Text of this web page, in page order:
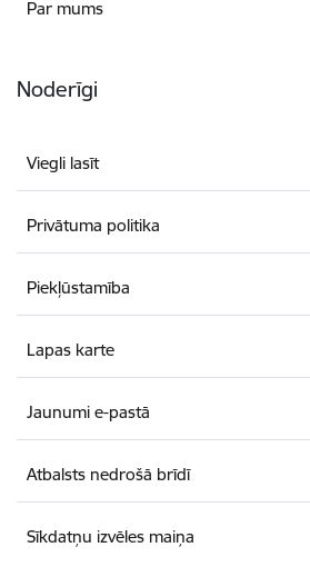
Par mums
Noderīgi
Viegli lasīt
Privātuma politika
Piekļūstamība
Lapas karte
Jaunumi e-pastā
Atbalsts nedrošā brīdī
Sīkdatņu izvēles maiņa